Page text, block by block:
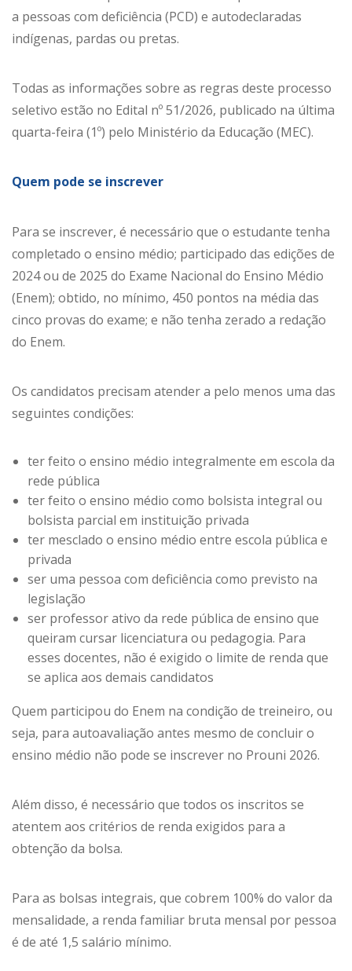
a pessoas com deficiência (PCD) e autodeclaradas
indígenas, pardas ou pretas.
Todas as informações sobre as regras deste processo
seletivo estão no Edital nº 51/2026, publicado na última
quarta-feira (1º) pelo Ministério da Educação (MEC).
Quem pode se inscrever
Para se inscrever, é necessário que o estudante tenha
completado o ensino médio; participado das edições de
2024 ou de 2025 do Exame Nacional do Ensino Médio
(Enem); obtido, no mínimo, 450 pontos na média das
cinco provas do exame; e não tenha zerado a redação
do Enem.
Os candidatos precisam atender a pelo menos uma das
seguintes condições:
ter feito o ensino médio integralmente em escola da
rede pública
ter feito o ensino médio como bolsista integral ou
bolsista parcial em instituição privada
ter mesclado o ensino médio entre escola pública e
privada
ser uma pessoa com deficiência como previsto na
legislação
ser professor ativo da rede pública de ensino que
queiram cursar licenciatura ou pedagogia. Para
esses docentes, não é exigido o limite de renda que
se aplica aos demais candidatos
Quem participou do Enem na condição de treineiro, ou
seja, para autoavaliação antes mesmo de concluir o
ensino médio não pode se inscrever no Prouni 2026.
Além disso, é necessário que todos os inscritos se
atentem aos critérios de renda exigidos para a
obtenção da bolsa.
Para as bolsas integrais, que cobrem 100% do valor da
mensalidade, a renda familiar bruta mensal por pessoa
é de até 1,5 salário mínimo.